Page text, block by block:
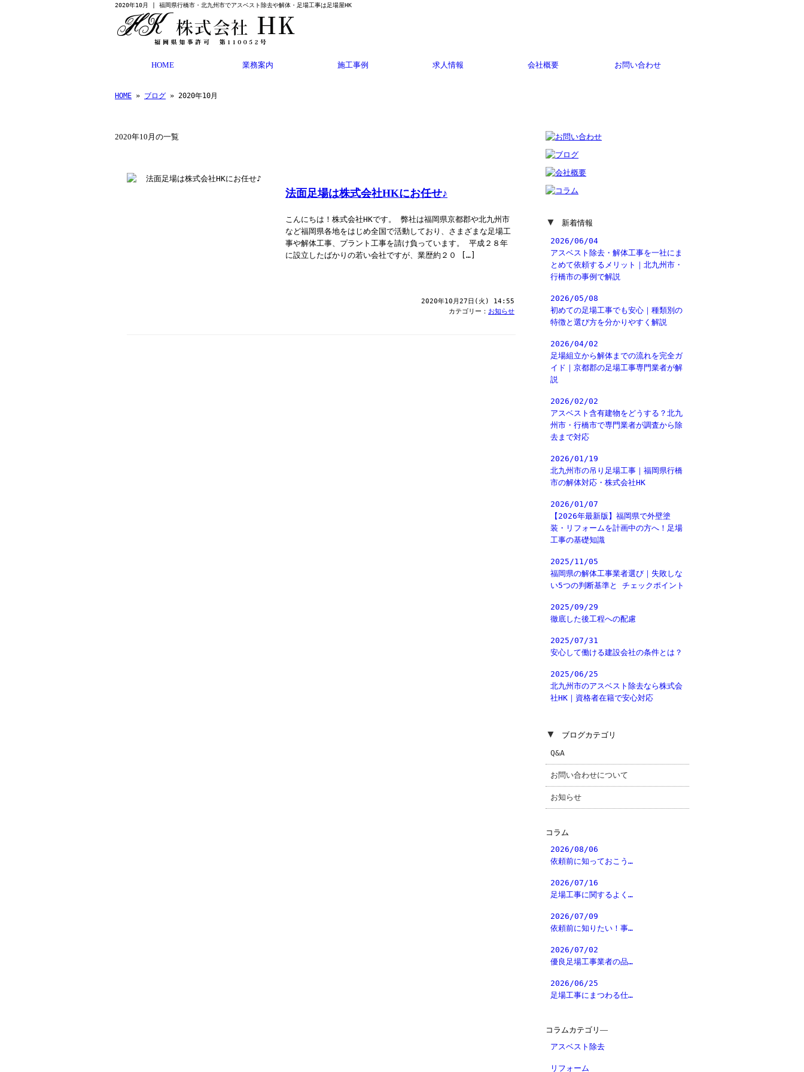
2020年10月 | 福岡県行橋市・北九州市でアスベスト除去や解体・足場工事は足場屋HK
HOME 業務案内 施工事例 求人情報 会社概要 お問い合わせ
HOME » ブログ » 2020年10月
2020年10月の一覧
法面足場は株式会社HKにお任せ♪
こんにちは！株式会社HKです。 弊社は福岡県京都郡や北九州市
など福岡県各地をはじめ全国で活動しており、さまざまな足場工
事や解体工事、プラント工事を請け負っています。 平成２８年
に設立したばかりの若い会社ですが、業歴約２０ […]
2020年10月27日(火) 14:55
カテゴリー： お知らせ
▼ 新着情報
2026/06/04
アスベスト除去・解体工事を一社にま
とめて依頼するメリット｜北九州市・
行橋市の事例で解説
2026/05/08
初めての足場工事でも安心｜種類別の
特徴と選び方を分かりやすく解説
2026/04/02
足場組立から解体までの流れを完全ガ
イド｜京都郡の足場工事専門業者が解
説
2026/02/02
アスベスト含有建物をどうする？北九
州市・行橋市で専門業者が調査から除
去まで対応
2026/01/19
北九州市の吊り足場工事｜福岡県行橋
市の解体対応・株式会社HK
2026/01/07
【2026年最新版】福岡県で外壁塗
装・リフォームを計画中の方へ！足場
工事の基礎知識
2025/11/05
福岡県の解体工事業者選び｜失敗しな
い5つの判断基準と チェックポイント
2025/09/29
徹底した後工程への配慮
2025/07/31
安心して働ける建設会社の条件とは？
2025/06/25
北九州市のアスベスト除去なら株式会
社HK｜資格者在籍で安心対応
▼ ブログカテゴリ
Q&A
お問い合わせについて
お知らせ
コラム
2026/08/06
依頼前に知っておこう…
2026/07/16
足場工事に関するよく…
2026/07/09
依頼前に知りたい！事…
2026/07/02
優良足場工事業者の品…
2026/06/25
足場工事にまつわる仕…
コラムカテゴリ―
アスベスト除去
リフォーム